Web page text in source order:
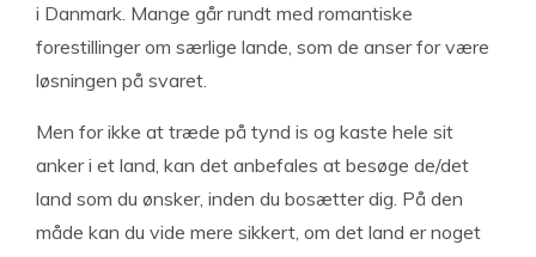
i Danmark. Mange går rundt med romantiske
forestillinger om særlige lande, som de anser for være
løsningen på svaret.
Men for ikke at træde på tynd is og kaste hele sit
anker i et land, kan det anbefales at besøge de/det
land som du ønsker, inden du bosætter dig. På den
måde kan du vide mere sikkert, om det land er noget